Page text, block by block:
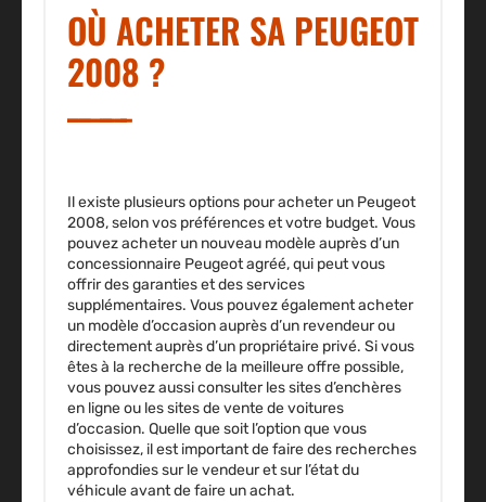
OÙ ACHETER SA PEUGEOT
2008 ?
Il existe plusieurs options pour acheter un Peugeot
2008, selon vos préférences et votre budget. Vous
pouvez acheter un nouveau modèle auprès d’un
concessionnaire Peugeot agréé, qui peut vous
offrir des garanties et des services
supplémentaires. Vous pouvez également acheter
un modèle d’occasion auprès d’un revendeur ou
directement auprès d’un propriétaire privé. Si vous
êtes à la recherche de la meilleure offre possible,
vous pouvez aussi consulter les sites d’enchères
en ligne ou les sites de vente de voitures
d’occasion. Quelle que soit l’option que vous
choisissez, il est important de faire des recherches
approfondies sur le vendeur et sur l’état du
véhicule avant de faire un achat.